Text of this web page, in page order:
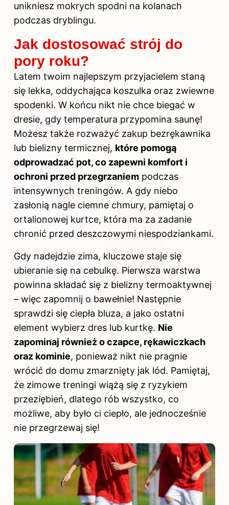
unikniesz mokrych spodni na kolanach
podczas dryblingu.
Jak dostosować strój do
pory roku?
Latem twoim najlepszym przyjacielem staną
się lekka, oddychająca koszulka oraz zwiewne
spodenki. W końcu nikt nie chce biegać w
dresie, gdy temperatura przypomina saunę!
Możesz także rozważyć zakup bezrękawnika
lub bielizny termicznej, które pomogą
odprowadzać pot, co zapewni komfort i
ochroni przed przegrzaniem podczas
intensywnych treningów. A gdy niebo
zasłonią nagle ciemne chmury, pamiętaj o
ortalionowej kurtce, która ma za zadanie
chronić przed deszczowymi niespodziankami.
Gdy nadejdzie zima, kluczowe staje się
ubieranie się na cebulkę. Pierwsza warstwa
powinna składać się z bielizny termoaktywnej
– więc zapomnij o bawełnie! Następnie
sprawdzi się ciepła bluza, a jako ostatni
element wybierz dres lub kurtkę. Nie
zapominaj również o czapce, rękawiczkach
oraz kominie, ponieważ nikt nie pragnie
wrócić do domu zmarznięty jak lód. Pamiętaj,
że zimowe treningi wiążą się z ryzykiem
przeziębień, dlatego rób wszystko, co
możliwe, aby było ci ciepło, ale jednocześnie
nie przegrzewaj się!